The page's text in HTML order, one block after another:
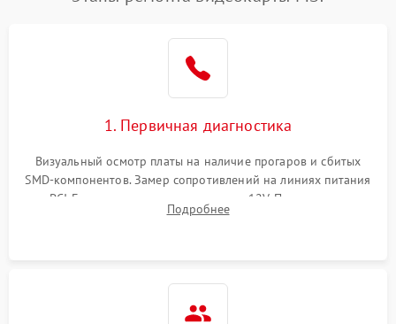
1. Первичная диагностика
Визуальный осмотр платы на наличие прогаров и сбитых
SMD-компонентов. Замер сопротивлений на линиях питания
PCI-E и дополнительных разъемах 12V. Проверка на
короткое замыкание основных дросселей питания GPU и
Подробнее